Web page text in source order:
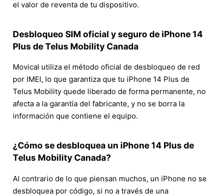
el valor de reventa de tu dispositivo.
Desbloqueo SIM oficial y seguro de iPhone 14
Plus de Telus Mobility Canada
Movical utiliza el método oficial de desbloqueo de red
por IMEI, lo que garantiza que tu iPhone 14 Plus de
Telus Mobility quede liberado de forma permanente, no
afecta a la garantía del fabricante, y no se borra la
información que contiene el equipo.
¿Cómo se desbloquea un iPhone 14 Plus de
Telus Mobility Canada?
Al contrario de lo que piensan muchos, un iPhone no se
desbloquea por código, si no a través de una